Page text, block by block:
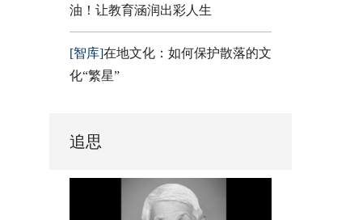
油！让教育涵润出彩人生
[智库]在地文化：如何保护散落的文
化“繁星”
追思